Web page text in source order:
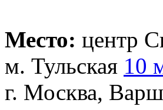
Место: центр
м. Тульская 10
г. Москва,